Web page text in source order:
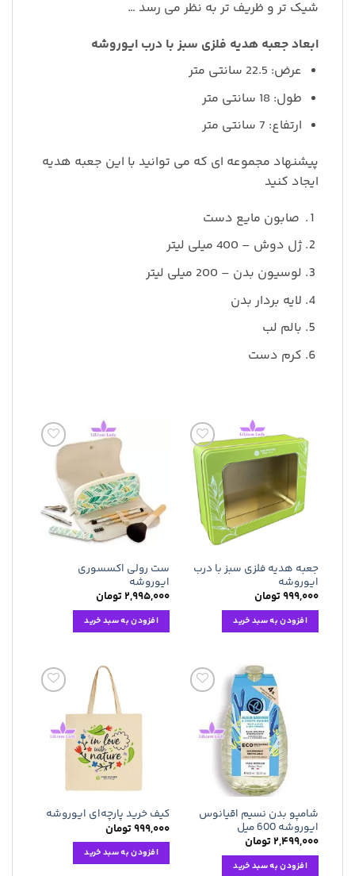
شیک تر و ظریف تر به نظر می رسد …
ابعاد جعبه هدیه فلزی سبز با درب ایوروشه
عرض: 22.5 سانتی متر
طول: 18 سانتی متر
ارتفاع: 7 سانتی متر
پیشنهاد مجموعه ای که می توانید با این جعبه هدیه
ایجاد کنید
صابون مایع دست
ژل دوش – 400 میلی لیتر
لوسیون بدن – 200 میلی لیتر
لایه بردار بدن
بالم لب
کرم دست
افزودن
به
علاقه
مندی
ها
جعبه هدیه فلزی سبز با درب
ایوروشه
۹۹۹,۰۰۰تومان
افزودن به سبد خرید
افزودن
به
علاقه
مندی
ها
ست رولی اکسسوری
ایوروشه
۲,۹۹۵,۰۰۰تومان
افزودن به سبد خرید
علاقه
مندی
شامپو بدن نسیم اقیانوس
ایوروشه 600 میل
۲,۴۹۹,۰۰۰تومان
افزودن به سبد خرید
علاقه
مندی
کیف خرید پارچه‌ای ایوروشه
۹۹۹,۰۰۰تومان
افزودن به سبد خرید